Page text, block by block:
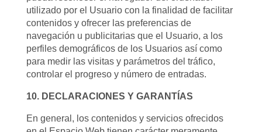
utilizado por el Usuario con la finalidad de facilitar
contenidos y ofrecer las preferencias de
navegación u publicitarias que el Usuario, a los
perfiles demográficos de los Usuarios así como
para medir las visitas y parámetros del tráfico,
controlar el progreso y número de entradas.
10. DECLARACIONES Y GARANTÍAS
En general, los contenidos y servicios ofrecidos